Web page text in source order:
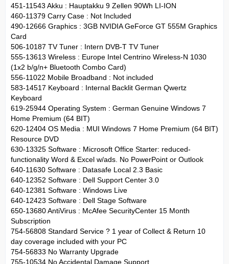
451-11543 Akku : Hauptakku 9 Zellen 90Wh LI-ION
460-11379 Carry Case : Not Included
490-12666 Graphics : 3GB NVIDIA GeForce GT 555M Graphics
Card
506-10187 TV Tuner : Intern DVB-T TV Tuner
555-13613 Wireless : Europe Intel Centrino Wireless-N 1030
(1x2 b/g/n+ Bluetooth Combo Card)
556-11022 Mobile Broadband : Not included
583-14517 Keyboard : Internal Backlit German Qwertz
Keyboard
619-25944 Operating System : German Genuine Windows 7
Home Premium (64 BIT)
620-12404 OS Media : MUI Windows 7 Home Premium (64 BIT)
Resource DVD
630-13325 Software : Microsoft Office Starter: reduced-
functionality Word & Excel w/ads. No PowerPoint or Outlook
640-11630 Software : Datasafe Local 2.3 Basic
640-12352 Software : Dell Support Center 3.0
640-12381 Software : Windows Live
640-12423 Software : Dell Stage Software
650-13680 AntiVirus : McAfee SecurityCenter 15 Month
Subscription
754-56808 Standard Service ? 1 year of Collect & Return 10
day coverage included with your PC
754-56833 No Warranty Upgrade
755-10534 No Accidental Damage Support